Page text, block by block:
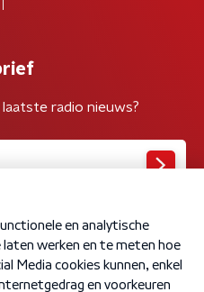
radio nieuws?